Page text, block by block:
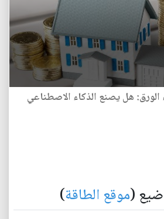
الورق: هل يصنع الذكاء الاصطناعي
(موقع الطاقة)